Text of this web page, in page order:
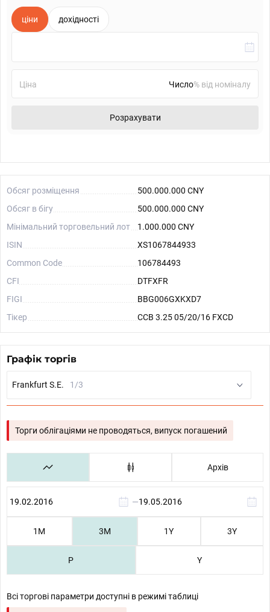
ціни дохідності
Ціна % від номіналу
Розрахувати
Обсяг розміщення
500.000.000 CNY
Обсяг в бігу
500.000.000 CNY
Мінімальний торговельний лот
1.000.000 CNY
ISIN
XS1067844933
Common Code
106784493
CFI
DTFXFR
FIGI
BBG006GXKXD7
Тікер
CCB 3.25 05/20/16 FXCD
Графік торгів
Frankfurt S.E. 1/3
Торги облігаціями не проводяться, випуск погашений
Архів
—
1М 3М 1Y 3Y
P Y
Всі торгові параметри доступні в режимі таблиці